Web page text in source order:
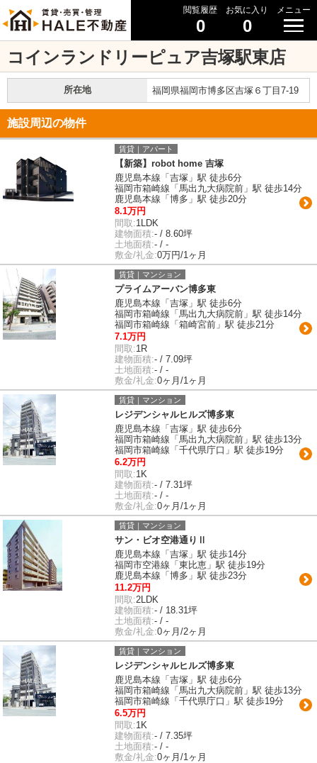
閲覧履歴
0
お気に入り
0
メニュー
コインランドリーピュア吉塚駅東店
所在地 福岡県福岡市博多区吉塚６丁目7-19
施設周辺の物件
賃貸｜アパート
【新築】robot home 吉塚
鹿児島本線「吉塚」駅 徒歩6分
福岡市箱崎線「馬出九大病院前」駅 徒歩14分
鹿児島本線「博多」駅 徒歩20分
8.1万円
間取:1LDK
建物面積:- / 8.60坪
土地面積:- / -
敷金/礼金:0万円/1ヶ月
賃貸｜マンション
プライムアーバン博多東
鹿児島本線「吉塚」駅 徒歩6分
福岡市箱崎線「馬出九大病院前」駅 徒歩14分
福岡市箱崎線「箱崎宮前」駅 徒歩21分
7.1万円
間取:1R
建物面積:- / 7.09坪
土地面積:- / -
敷金/礼金:0ヶ月/1ヶ月
賃貸｜マンション
レジデンシャルヒルズ博多東
鹿児島本線「吉塚」駅 徒歩6分
福岡市箱崎線「馬出九大病院前」駅 徒歩13分
福岡市箱崎線「千代県庁口」駅 徒歩19分
6.2万円
間取:1K
建物面積:- / 7.31坪
土地面積:- / -
敷金/礼金:0ヶ月/1ヶ月
賃貸｜マンション
サン・ビオ空港通りⅡ
鹿児島本線「吉塚」駅 徒歩14分
福岡市空港線「東比恵」駅 徒歩19分
鹿児島本線「博多」駅 徒歩23分
11.2万円
間取:2LDK
建物面積:- / 18.31坪
土地面積:- / -
敷金/礼金:0ヶ月/2ヶ月
賃貸｜マンション
レジデンシャルヒルズ博多東
鹿児島本線「吉塚」駅 徒歩6分
福岡市箱崎線「馬出九大病院前」駅 徒歩13分
福岡市箱崎線「千代県庁口」駅 徒歩19分
6.5万円
間取:1K
建物面積:- / 7.35坪
土地面積:- / -
敷金/礼金:0ヶ月/1ヶ月